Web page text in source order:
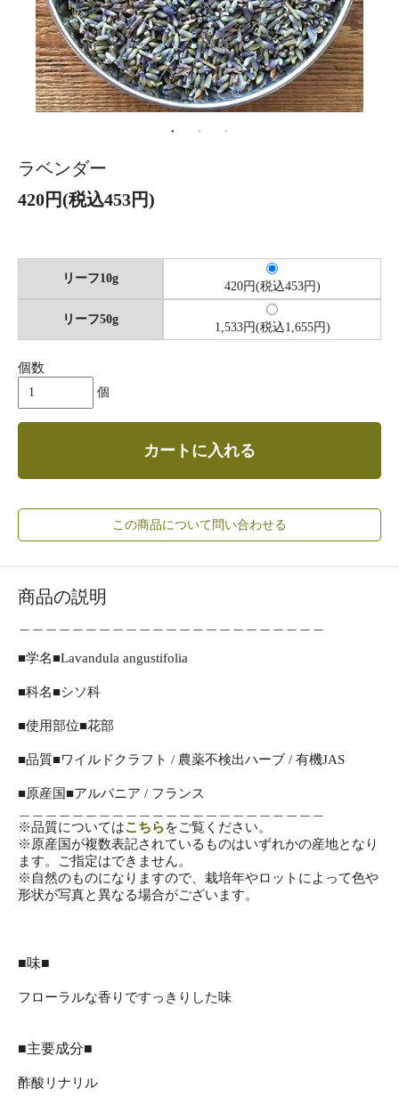
ラベンダー
420円(税込453円)
リーフ10g
リーフ50g
420円(税込453円)
1,533円(税込1,655円)
個数
個
カートに入れる
この商品について問い合わせる
商品の説明
■学名■Lavandula angustifolia
■科名■シソ科
■使用部位■花部
■品質■ワイルドクラフト / 農薬不検出ハーブ / 有機JAS
■原産国■アルバニア / フランス
※品質についてはこちらをご覧ください。
※原産国が複数表記されているものはいずれかの産地となり
ます。ご指定はできません。
※自然のものになりますので、栽培年やロットによって色や
形状が写真と異なる場合がございます。
■味■
フローラルな香りですっきりした味
■主要成分■
酢酸リナリル